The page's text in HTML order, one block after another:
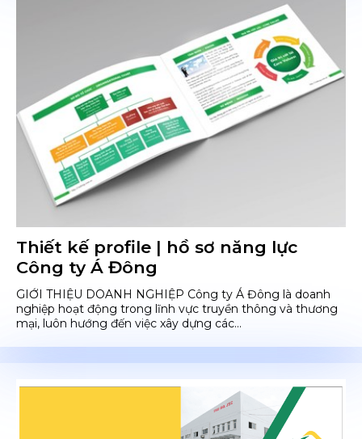
Thiết kế profile | hồ sơ năng lực
Công ty Á Đông
GIỚI THIỆU DOANH NGHIỆP Công ty Á Đông là doanh
nghiệp hoạt động trong lĩnh vực truyền thông và thương
mại, luôn hướng đến việc xây dựng các...